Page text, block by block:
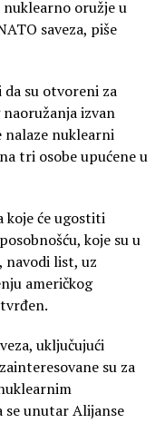
oružje u
saveza, piše
su otvoreni za
izvan
nalaze nuklearni
tri osobe upućene u
koje će ugostiti
koje su u
navodi list, uz
američkog
uključujući
su za
se unutar Alijanse